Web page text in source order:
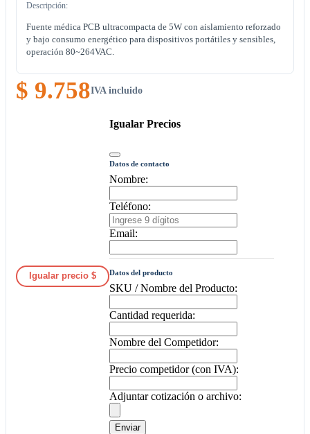
Descripción:
Fuente médica PCB ultracompacta de 5W con aislamiento reforzado
y bajo consumo energético para dispositivos portátiles y sensibles,
operación 80~264VAC.
$ 9.758IVA incluido
Igualar precio $
Igualar Precios
Datos de contacto
Nombre:
Teléfono:
Email:
Datos del producto
SKU / Nombre del Producto:
Cantidad requerida:
Nombre del Competidor:
Precio competidor (con IVA):
Adjuntar cotización o archivo:
Enviar